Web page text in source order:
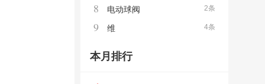
2条
8 电动球阀
4条
9 维
本月排行